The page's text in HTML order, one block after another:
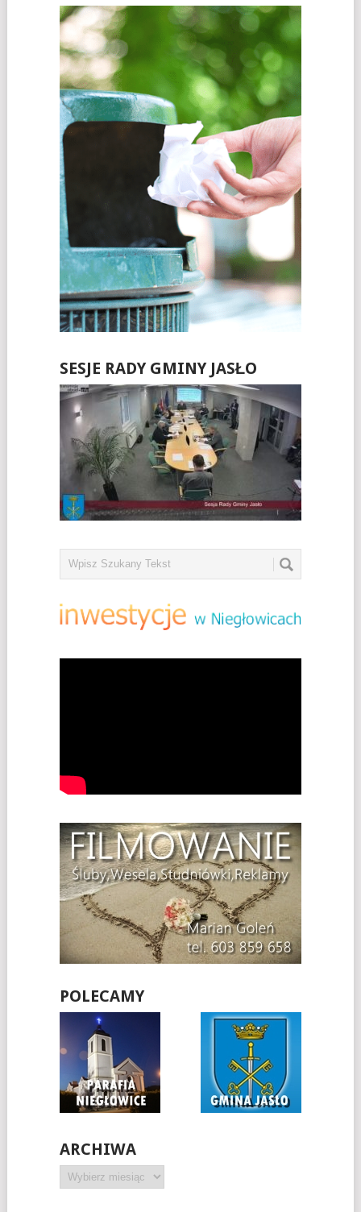
SESJE RADY GMINY JASŁO
POLECAMY
ARCHIWA
Archiwa